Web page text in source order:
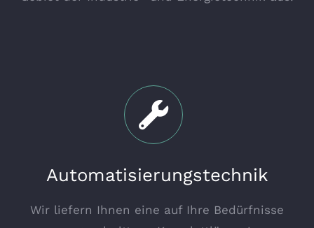
Automatisierungstechnik
Wir liefern Ihnen eine auf Ihre Bedürfnisse